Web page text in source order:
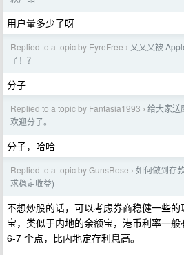
用户量多少了呀
Replied to a topic by EyreFree › 又又又被
了！？
分子
Replied to a topic by Fantasia1993 › 给大家送
欢迎分子。
分子，哈哈
Replied to a topic by GunsRose › 如何做到存
求稳定收益)
不想炒股的话，可以考虑券商稳健一些
宝，类似于内地的余额宝，港币利率一
6-7 个点，比内地定存利息高。